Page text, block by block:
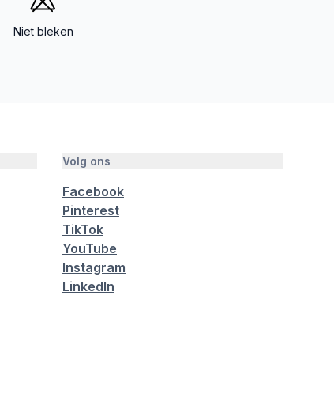
Niet bleken
Volg ons
Facebook
Pinterest
TikTok
YouTube
Instagram
LinkedIn